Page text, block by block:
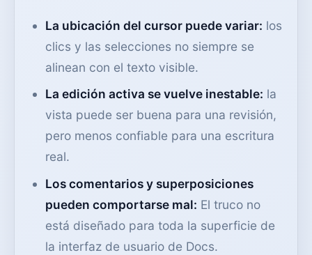
La ubicación del cursor puede variar: los
clics y las selecciones no siempre se
alinean con el texto visible.
La edición activa se vuelve inestable: la
vista puede ser buena para una revisión,
pero menos confiable para una escritura
real.
Los comentarios y superposiciones
pueden comportarse mal: El truco no
está diseñado para toda la superficie de
la interfaz de usuario de Docs.